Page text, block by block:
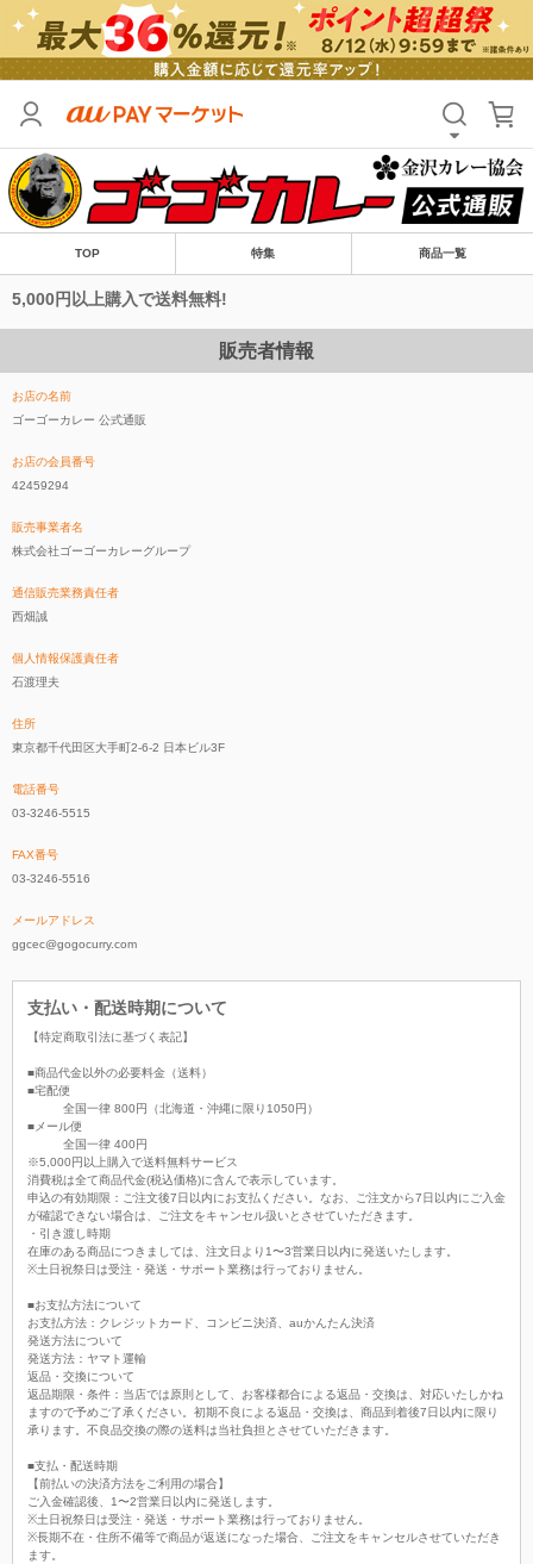
TOP 特集 商品一覧
5,000円以上購入で送料無料!
販売者情報
お店の名前
ゴーゴーカレー 公式通販
お店の会員番号
42459294
販売事業者名
株式会社ゴーゴーカレーグループ
通信販売業務責任者
西畑誠
個人情報保護責任者
石渡理夫
住所
東京都千代田区大手町2-6-2 日本ビル3F
電話番号
03-3246-5515
FAX番号
03-3246-5516
メールアドレス
ggcec@gogocurry.com
支払い・配送時期について
【特定商取引法に基づく表記】
■商品代金以外の必要料金（送料）
■宅配便
全国一律 800円（北海道・沖縄に限り1050円）
■メール便
全国一律 400円
※5,000円以上購入で送料無料サービス
消費税は全て商品代金(税込価格)に含んで表示しています。
申込の有効期限：ご注文後7日以内にお支払ください。なお、ご注文から7日以内にご入金
が確認できない場合は、ご注文をキャンセル扱いとさせていただきます。
・引き渡し時期
在庫のある商品につきましては、注文日より1〜3営業日以内に発送いたします。
※土日祝祭日は受注・発送・サポート業務は行っておりません。
■お支払方法について
お支払方法：クレジットカード、コンビニ決済、auかんたん決済
発送方法について
発送方法：ヤマト運輸
返品・交換について
返品期限・条件：当店では原則として、お客様都合による返品・交換は、対応いたしかね
ますので予めご了承ください。初期不良による返品・交換は、商品到着後7日以内に限り
承ります。不良品交換の際の送料は当社負担とさせていただきます。
■支払・配送時期
【前払いの決済方法をご利用の場合】
ご入金確認後、1〜2営業日以内に発送します。
※土日祝祭日は受注・発送・サポート業務は行っておりません。
※長期不在・住所不備等で商品が返送になった場合、ご注文をキャンセルさせていただき
ます。